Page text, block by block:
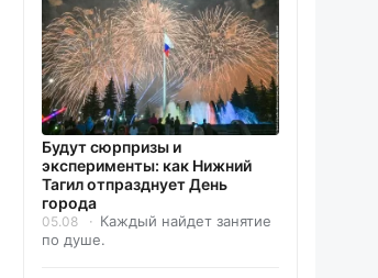
Будут сюрпризы и
эксперименты: как Нижний
Тагил отпразднует День
города
05.08
Каждый найдет занятие
по душе.